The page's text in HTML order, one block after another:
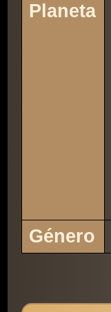
Planeta
Género